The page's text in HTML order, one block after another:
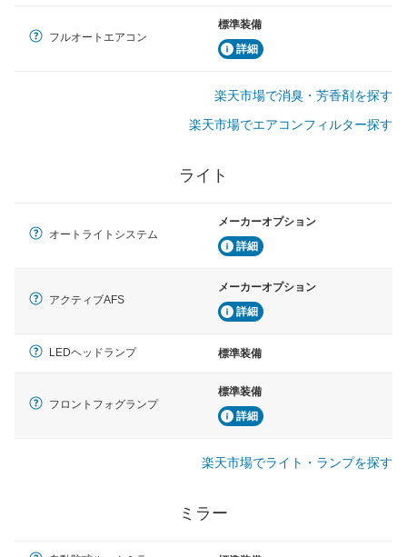
フルオートエアコン
標準装備
詳細
楽天市場で消臭・芳香剤を探す
楽天市場でエアコンフィルター探す
ライト
オートライトシステム
メーカーオプション
詳細
アクティブAFS
メーカーオプション
詳細
LEDヘッドランプ 標準装備
フロントフォグランプ
標準装備
詳細
楽天市場でライト・ランプを探す
ミラー